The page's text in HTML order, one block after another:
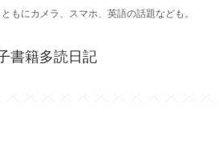
もにカメラ、スマホ、英語の話題なども。
書籍多読日記